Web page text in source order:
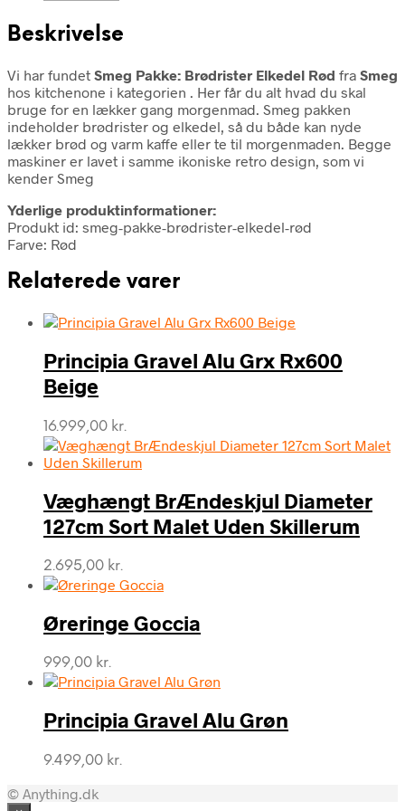
Beskrivelse
Vi har fundet Smeg Pakke: Brødrister Elkedel Rød fra Smeg
hos kitchenone i kategorien . Her får du alt hvad du skal
bruge for en lækker gang morgenmad. Smeg pakken
indeholder brødrister og elkedel, så du både kan nyde
lækker brød og varm kaffe eller te til morgenmaden. Begge
maskiner er lavet i samme ikoniske retro design, som vi
kender Smeg
Yderlige produktinformationer:
Produkt id: smeg-pakke-brødrister-elkedel-rød
Farve: Rød
Relaterede varer
Principia Gravel Alu Grx Rx600
Beige
16.999,00 kr.
Væghængt BrÆndeskjul Diameter
127cm Sort Malet Uden Skillerum
2.695,00 kr.
Øreringe Goccia
999,00 kr.
Principia Gravel Alu Grøn
9.499,00 kr.
© Anything.dk